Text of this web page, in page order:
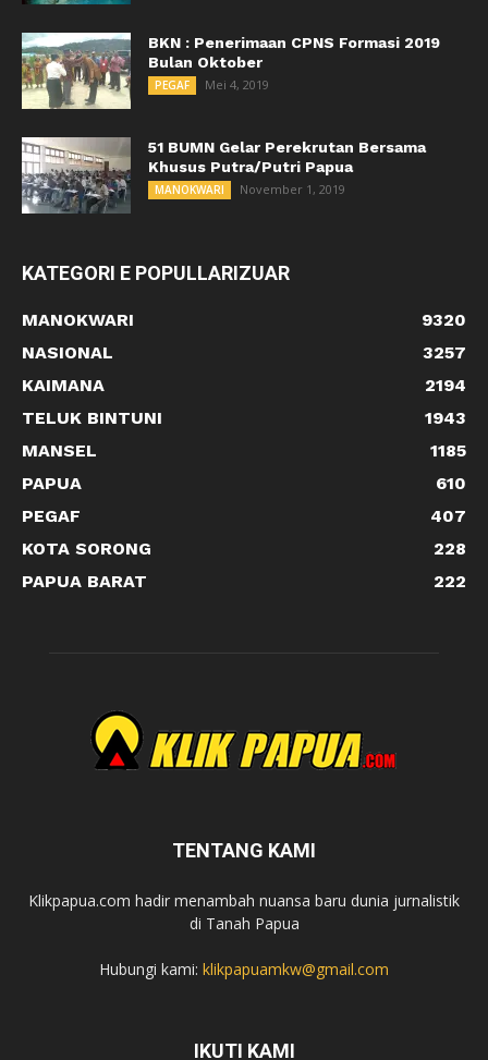
BKN : Penerimaan CPNS Formasi 2019
Bulan Oktober
PEGAF Mei 4, 2019
51 BUMN Gelar Perekrutan Bersama
Khusus Putra/Putri Papua
MANOKWARI November 1, 2019
KATEGORI E POPULLARIZUAR
MANOKWARI
9320
NASIONAL
3257
KAIMANA
2194
TELUK BINTUNI
1943
MANSEL
1185
PAPUA
610
PEGAF
407
KOTA SORONG
228
PAPUA BARAT
222
TENTANG KAMI
Klikpapua.com hadir menambah nuansa baru dunia jurnalistik
di Tanah Papua
Hubungi kami: klikpapuamkw@gmail.com
IKUTI KAMI